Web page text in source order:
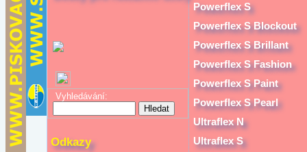
Vyhledávání:
Odkazy
Powerflex S
Powerflex S Blockout
Powerflex S Brillant
Powerflex S Fashion
Powerflex S Paint
Powerflex S Pearl
Ultraflex N
Ultraflex S